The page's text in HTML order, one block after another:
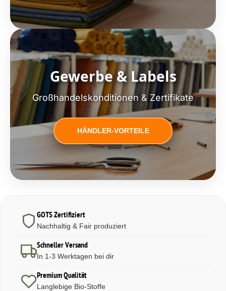
Gewerbe & Labels
Großhandelskonditionen & Zertifikate
HÄNDLER-VORTEILE
GOTS Zertifiziert
Nachhaltig & Fair produziert
Schneller Versand
In 1-3 Werktagen bei dir
Premium Qualität
Langlebige Bio-Stoffe